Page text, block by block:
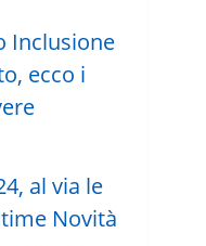
Inclusione
ecco i